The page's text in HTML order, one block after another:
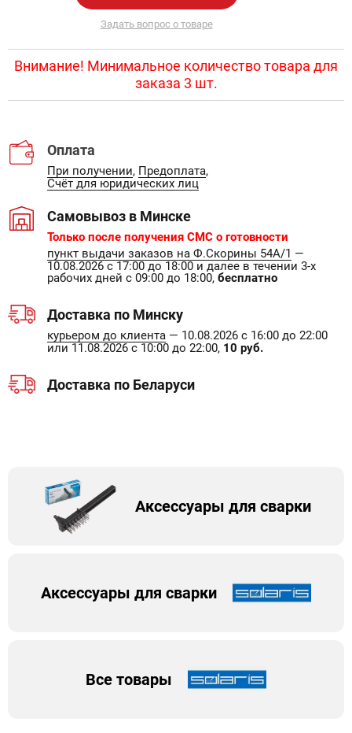
Задать вопрос о товаре
Внимание! Минимальное количество товара для
заказа 3 шт.
Оплата
При получении, Предоплата,
Счёт для юридических лиц
Самовывоз в Минске
Только после получения СМС о готовности
пункт выдачи заказов на Ф.Скорины 54А/1 —
10.08.2026 с 17:00 до 18:00 и далее в течении 3-х
рабочих дней с 09:00 до 18:00, бесплатно
Доставка по Минску
курьером до клиента — 10.08.2026 с 16:00 до 22:00
или 11.08.2026 с 10:00 до 22:00, 10 руб.
Доставка по Беларуси
Аксессуары для сварки
Аксессуары для сварки
Все товары